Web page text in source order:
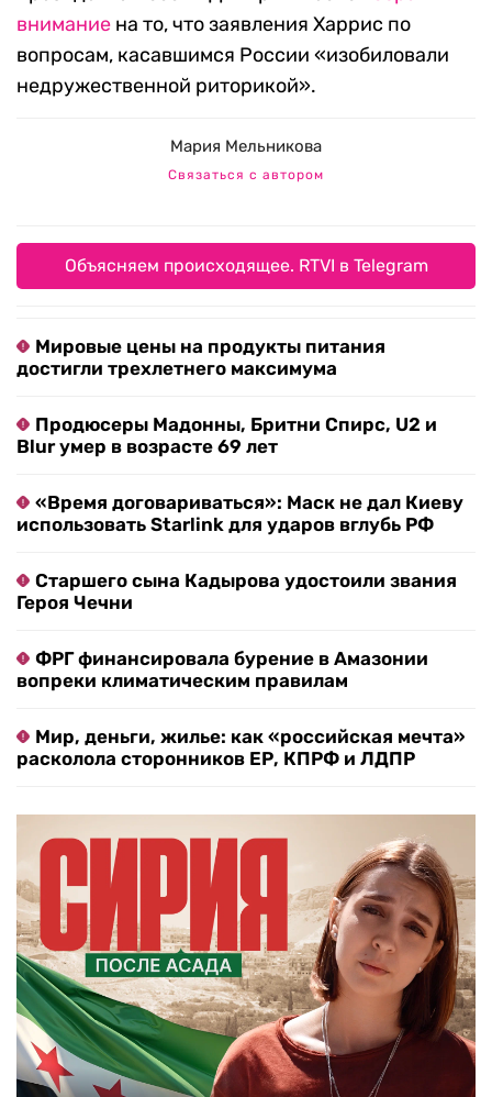
внимание на то, что заявления Харрис по
вопросам, касавшимся России «изобиловали
недружественной риторикой».
Мария Мельникова
Связаться с автором
Объясняем происходящее. RTVI в Telegram
Мировые цены на продукты питания
достигли трехлетнего максимума
Продюсеры Мадонны, Бритни Спирс, U2 и
Blur умер в возрасте 69 лет
«Время договариваться»: Маск не дал Киеву
использовать Starlink для ударов вглубь РФ
Старшего сына Кадырова удостоили звания
Героя Чечни
ФРГ финансировала бурение в Амазонии
вопреки климатическим правилам
Мир, деньги, жилье: как «российская мечта»
расколола сторонников ЕР, КПРФ и ЛДПР